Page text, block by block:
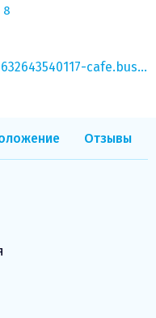
8
http://website--9178024059632643540117-cafe.business.site/
Отзывы